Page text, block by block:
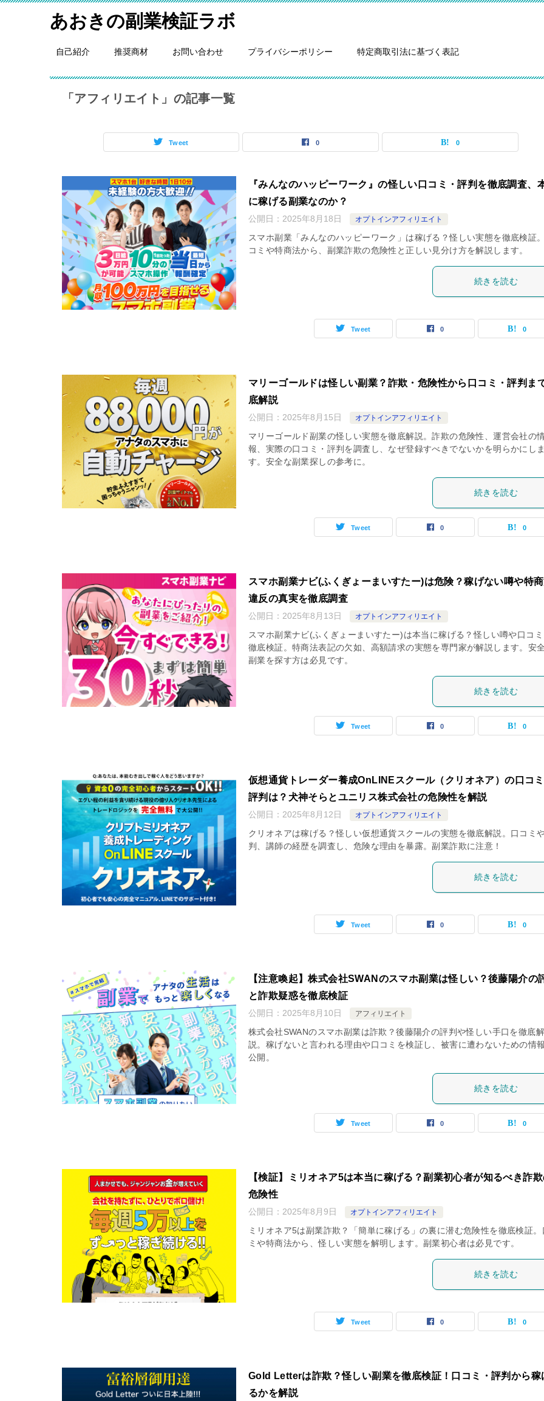
あおきの副業検証ラボ
自己紹介 推奨商材 お問い合わせ プライバシーポリシー 特定商取引法に基づく表記
「アフィリエイト」の記事一覧
Tweet 0 0
『みんなのハッピーワーク』の怪しい口コミ・評判を徹底調査、
に稼げる副業なのか？
公開日： 2025年8月18日 オプトインアフィリエイト
スマホ副業「みんなのハッピーワーク」は稼げる？怪しい実態を徹底検証
コミや特商法から、副業詐欺の危険性と正しい見分け方を解説します。
続きを読む
Tweet 0 0
マリーゴールドは怪しい副業？詐欺・危険性から口コミ・評判ま
底解説
公開日： 2025年8月15日 オプトインアフィリエイト
マリーゴールド副業の怪しい実態を徹底解説。詐欺の危険性、運営会社の
報、実際の口コミ・評判を調査し、なぜ登録すべきでないかを明らかにしま
す。安全な副業探しの参考に。
続きを読む
Tweet 0 0
スマホ副業ナビ(ふくぎょーまいすたー)は危険？稼げない噂や特
違反の真実を徹底調査
公開日： 2025年8月13日 オプトインアフィリエイト
スマホ副業ナビ(ふくぎょーまいすたー)は本当に稼げる？怪しい噂や口コ
徹底検証。特商法表記の欠如、高額請求の実態を専門家が解説します。安
副業を探す方は必見です。
続きを読む
Tweet 0 0
仮想通貨トレーダー養成OnLINEスクール（クリオネア）の口コミ
評判は？犬神そらとユニリス株式会社の危険性を解説
公開日： 2025年8月12日 オプトインアフィリエイト
クリオネアは稼げる？怪しい仮想通貨スクールの実態を徹底解説。口コミ
判、講師の経歴を調査し、危険な理由を暴露。副業詐欺に注意！
続きを読む
Tweet 0 0
【注意喚起】株式会社SWANのスマホ副業は怪しい？後藤陽介の
と詐欺疑惑を徹底検証
公開日： 2025年8月10日 アフィリエイト
株式会社SWANのスマホ副業は詐欺？後藤陽介の評判や怪しい手口を徹底解
説。稼げないと言われる理由や口コミを検証し、被害に遭わないための情
公開。
続きを読む
Tweet 0 0
【検証】ミリオネア5は本当に稼げる？副業初心者が知るべき詐
危険性
公開日： 2025年8月9日 オプトインアフィリエイト
ミリオネア5は副業詐欺？「簡単に稼げる」の裏に潜む危険性を徹底検証。
ミや特商法から、怪しい実態を解明します。副業初心者は必見です。
続きを読む
Tweet 0 0
Gold Letterは詐欺？怪しい副業を徹底検証！口コミ・評判から稼
るかを解説